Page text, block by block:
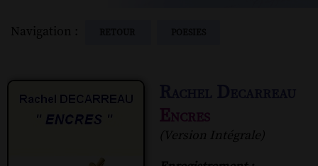
Navigation :
Encres
(Version Intégrale)